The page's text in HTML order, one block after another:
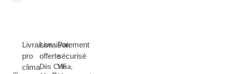
Livraison
pro
clima
Livraison
offerte
Dès CHF
Paiement
sécurisé
Visa,